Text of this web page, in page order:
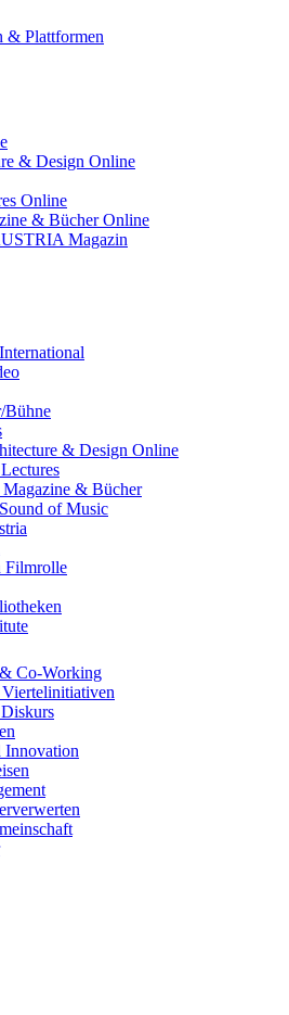
& Plattformen
& Design Online
Online
& Bücher Online
Magazin
Bühne
& Design Online
& Bücher
of Music
Filmrolle
Co-Working
Innovation